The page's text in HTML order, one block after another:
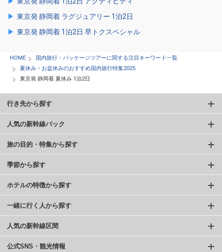
東京発 静岡着 ラグジュアリー 1泊2日
東京発 静岡着 1泊2日 早トクスペシャル
HOME
国内旅行・パッケージツアーに関する注目キーワード一覧
夏休み・お盆休みのおすすめ国内旅行特集2025
東京発 静岡着 夏休み 1泊2日
行き先から探す
人気の新幹線パック
旅の目的・特集から探す
季節から探す
ホテルの特徴から探す
一緒に行く人から探す
人気の新幹線区間
公式SNS・観光情報